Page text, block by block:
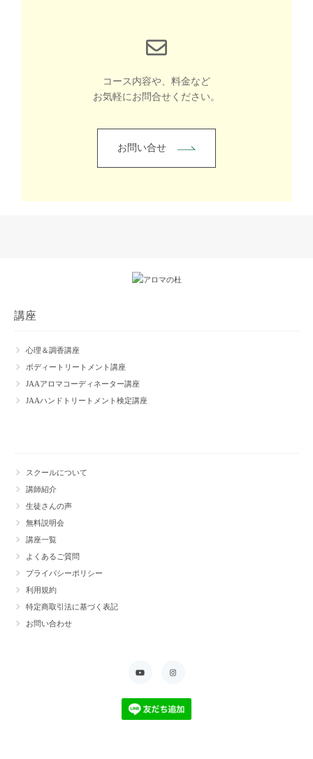
コース内容や、料金など
お気軽にお問合せください。
お問い合せ
講座
心理＆調香講座
ボディートリートメント講座
JAAアロマコーディネーター講座
JAAハンドトリートメント検定講座
スクールについて
講師紹介
生徒さんの声
無料説明会
講座一覧
よくあるご質問
プライバシーポリシー
利用規約
特定商取引法に基づく表記
お問い合わせ